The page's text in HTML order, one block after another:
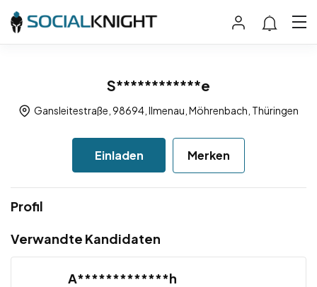
S************e
Gansleitestraße, 98694, Ilmenau, Möhrenbach, Thüringen
Einladen Merken
Profil
Verwandte Kandidaten
A*************h